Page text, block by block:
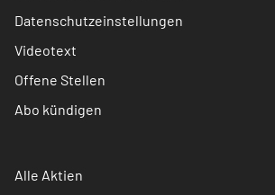
Datenschutzeinstellungen
Videotext
Offene Stellen
Abo kündigen
Alle Aktien